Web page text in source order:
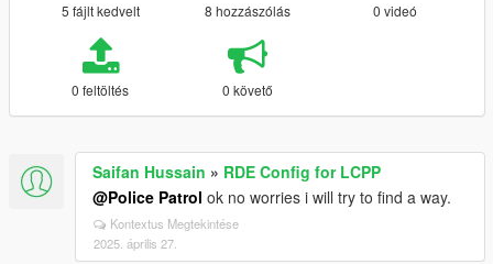
5 fájlt kedvelt 8 hozzászólás 0 videó
0 feltöltés 0 követő
Saifan Hussain » RDE Config for LCPP
@Police Patrol ok no worries i will try to find a way.
Kontextus Megtekintése
2025. április 27.